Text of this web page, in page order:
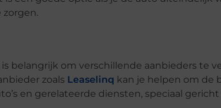
belangrijk om verschillende aanbieders te
zoals Leaselinq kan je helpen om de
en gerelateerde diensten, speciaal gericht